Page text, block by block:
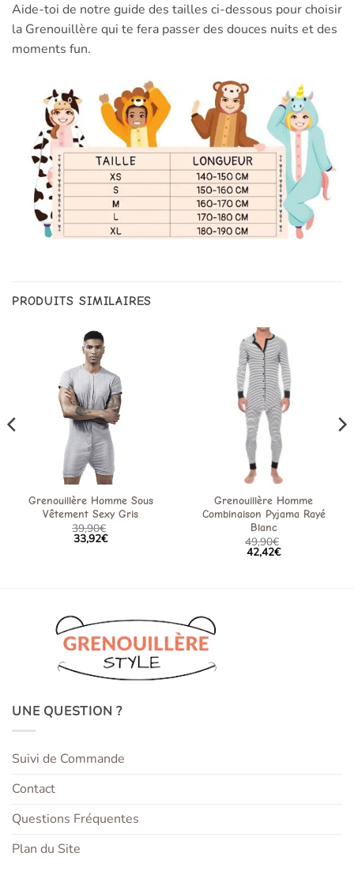
Aide-toi de notre guide des tailles ci-dessous pour choisir
la Grenouillère qui te fera passer des douces nuits et des
moments fun.
PRODUITS SIMILAIRES
Grenouillère Homme Sous
Vêtement Sexy Gris
39,90€
33,92€
Grenouillère Homme
Combinaison Pyjama Rayé
Blanc
49,90€
42,42€
UNE QUESTION ?
Suivi de Commande
Contact
Questions Fréquentes
Plan du Site